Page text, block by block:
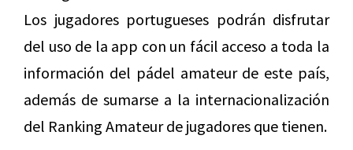
Los jugadores portugueses podrán disfrutar
del uso de la app con un fácil acceso a toda la
información del pádel amateur de este país,
además de sumarse a la internacionalización
del Ranking Amateur de jugadores que tienen.